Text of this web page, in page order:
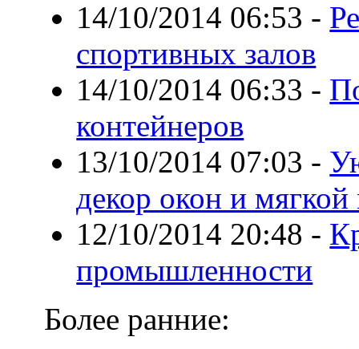
14/10/2014 06:53 -
спортивных залов
14/10/2014 06:33 -
контейнеров
13/10/2014 07:03 -
декор окон и мягкой
12/10/2014 20:48 -
промышленности
Более ранние: